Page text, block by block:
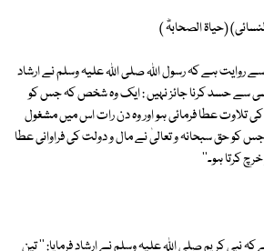
(حیاۃ الصحابہؓ )
روایت ہے کہ رسول اللہ صلی اللہ علیہ وسلم نے ارشاد
سے حسد کرنا جائز نہیں : ایک وہ شخص کہ جس کو
تلاوت عطا فرمائی ہو اور وہ دن رات اس میں مشغول
کو حق سبحانہ و تعالیٰ نے مال و دولت کی فراوانی عطا
کرتا ہو۔''
نبی کریم صلی اللہ علیہ وسلم نے ارشاد فرمایا: '' تین